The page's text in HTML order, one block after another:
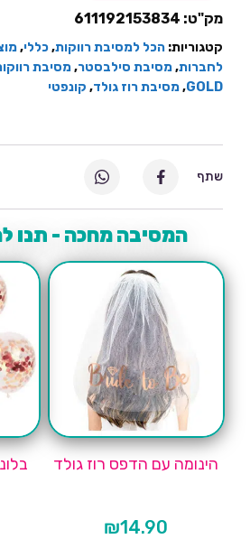
מק"ט: 611192153834
קטגוריות: הכל למסיבת רווקות,כללי,
לחברות,מסיבת סילבסטר,
GOLD
,מסיבת רוז גולד, קונפטי
המסיבה מחכה - תנו
הינומה עם הדפס רוז גולד
₪14.90
שתף